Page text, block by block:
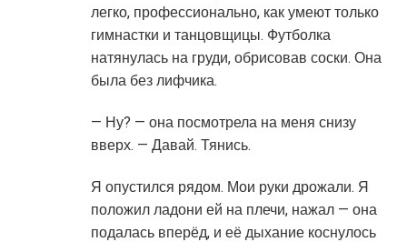
легко, профессионально, как умеют только
гимнастки и танцовщицы. Футболка
натянулась на груди, обрисовав соски. Она
была без лифчика.
— Ну? — она посмотрела на меня снизу
вверх. — Давай. Тянись.
Я опустился рядом. Мои руки дрожали. Я
положил ладони ей на плечи, нажал — она
подалась вперёд, и её дыхание коснулось